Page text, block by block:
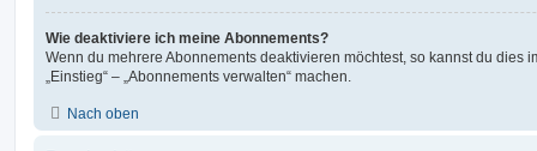
Wie deaktiviere ich meine Abonnements?
Wenn du mehrere Abonnements deaktivieren möchtest, so kannst du dies
„Einstieg“ – „Abonnements verwalten“ machen.
Nach oben